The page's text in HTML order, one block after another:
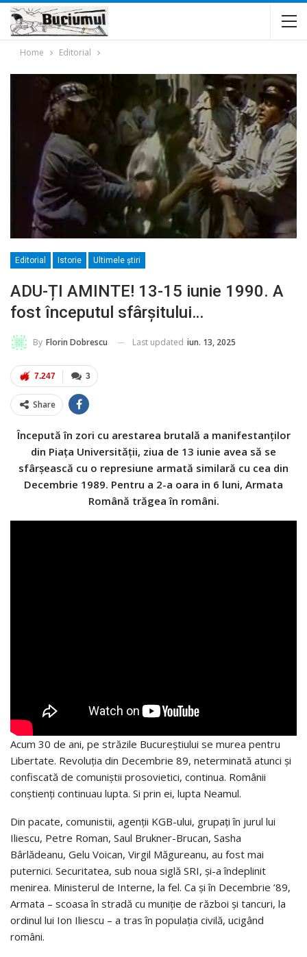
Home Editorial
Editorial Istorie Ultimele ştiri
ADU-ȚI AMINTE! 13-15 iunie 1990. A
fost începutul sfârșitului…
By Florin Dobrescu Last updated iun. 13, 2025
3
7.247
Share
Începută în zori cu arestarea brutală a manifestanților
din Piața Universității, ziua de 13 iunie avea să se
sfârșească cu o represiune armată similară cu cea din
Decembrie 1989. Pentru a 2-a oara in 6 luni, Armata
Română trăgea în români.
Acum 30 de ani, pe străzile Bucureștiului se murea pentru
Libertate. Revoluția din Decembrie 89, neterminată atunci și
confiscată de comuniștii prosovietici, continua. Românii
conștienți continuau lupta. Si prin ei, lupta Neamul.
Din pacate, comunistii, agenții KGB-ului, grupați în jurul lui
Iliescu, Petre Roman, Saul Brukner-Brucan, Sasha
Bârlădeanu, Gelu Voican, Virgil Măgureanu, au fost mai
puternici. Securitatea, sub noua siglă SRI, și-a îndeplinit
menirea. Ministerul de Interne, la fel. Ca și în Decembrie ’89,
Armata – scoasa în stradă cu muniție de război și tancuri, la
ordinul lui Ion Iliescu – a tras în populația civilă, ucigând
români.